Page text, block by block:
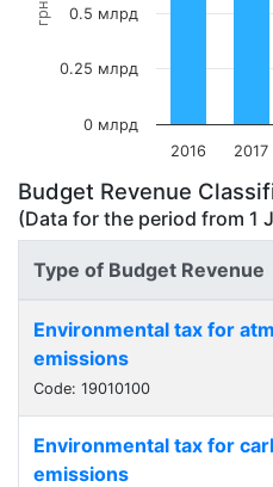
грн
2016 2017
0 млрд
0.25 млрд
0.5 млрд
Budget Revenue
(Data for the period from 1
Type of Budget Revenue
Environmental tax for
emissions
Code: 19010100
Environmental tax for
emissions